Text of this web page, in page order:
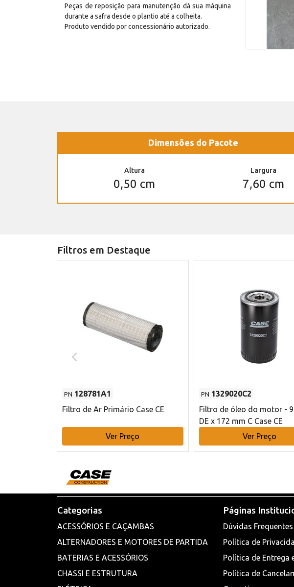
Peças de reposição para manutenção dá sua máquina
durante a safra desde o plantio até a colheita.
Produto vendido por concessionário autorizado.
Dimensões do Pacote
Altura
0,50 cm
Largura
7,60 cm
Filtros em Destaque
PN 128781A1
Filtro de Ar Primário Case CE
Ver Preço
PN 1329020C2
Filtro de óleo do motor -
DE x 172 mm C Case CE
Ver Preço
Categorias
ACESSÓRIOS E CAÇAMBAS
ALTERNADORES E MOTORES DE PARTIDA
BATERIAS E ACESSÓRIOS
CHASSI E ESTRUTURA
Páginas
Dúvidas Frequentes
Política de
Política de Entrega
Política de